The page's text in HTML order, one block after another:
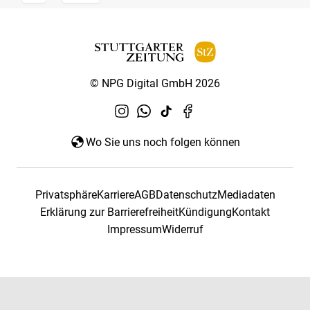
© NPG Digital GmbH 2026
Wo Sie uns noch folgen können
PrivatsphäreKarriereAGBDatenschutzMediadaten
Erklärung zur BarrierefreiheitKündigungKontakt
ImpressumWiderruf